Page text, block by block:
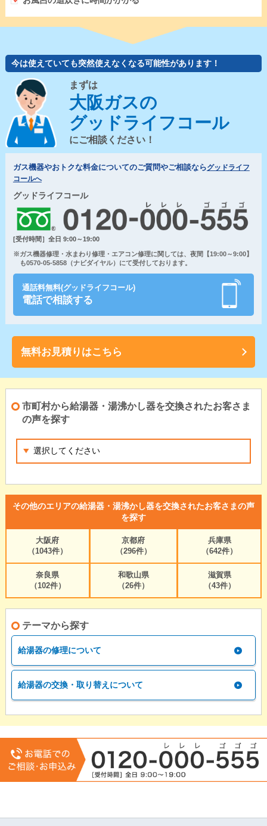
今は使えていても突然使えなくなる可能性があります！
まずは
大阪ガスの
グッドライフコール
にご相談ください！
ガス機器やおトクな料金についてのご質問やご相談ならグッドライフ
コールへ
グッドライフコール
[受付時間］全日 9:00～19:00
※ガス機器修理・水まわり修理・エアコン修理に関しては、夜間【19:00～9:00】
も0570-05-5858（ナビダイヤル）にて受付しております。
通話料無料(グッドライフコール)
電話で相談する
無料お見積りはこちら
市町村から給湯器・湯沸かし器を交換されたお客さま
の声を探す
その他のエリアの給湯器・湯沸かし器を交換されたお客さまの声
を探す
大阪府
（1043件）
京都府
（296件）
兵庫県
（642件）
奈良県
（102件）
和歌山県
（26件）
滋賀県
（43件）
テーマから探す
給湯器の修理について
給湯器の交換・取り替えについて